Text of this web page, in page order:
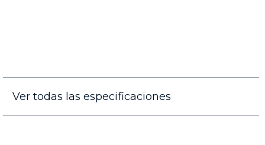
Ver todas las especificaciones